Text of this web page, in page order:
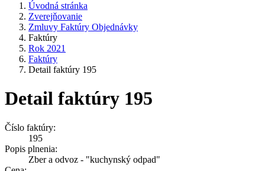
Úvodná stránka
Zverejňovanie
Zmluvy Faktúry Objednávky
Faktúry
Rok 2021
Faktúry
Detail faktúry 195
Detail faktúry 195
Číslo faktúry:
195
Popis plnenia:
Zber a odvoz - "kuchynský odpad"